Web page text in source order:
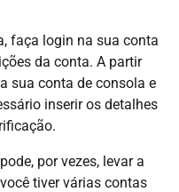
faça login na sua conta
da conta. A partir
sua conta de consola e
inserir os detalhes
por vezes, levar a
tiver várias contas